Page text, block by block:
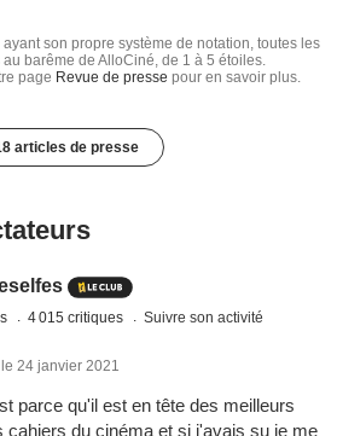
son propre système de notation, toutes les
barême de AlloCiné, de 1 à 5 étoiles.
page Revue de presse pour en savoir plus.
articles de presse
4 015 critiques Suivre son activité
24 janvier 2021
parce qu'il est en tête des meilleurs
cahiers du cinéma et si j'avais su je me